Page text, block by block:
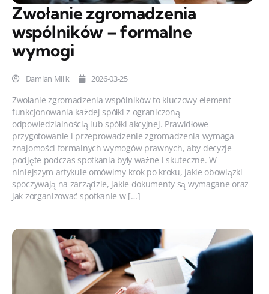
Zwołanie zgromadzenia
wspólników – formalne
wymogi
Damian Milik 2026-03-25
Zwołanie zgromadzenia wspólników to kluczowy element
funkcjonowania każdej spółki z ograniczoną
odpowiedzialnością lub spółki akcyjnej. Prawidłowe
przygotowanie i przeprowadzenie zgromadzenia wymaga
znajomości formalnych wymogów prawnych, aby decyzje
podjęte podczas spotkania były ważne i skuteczne. W
niniejszym artykule omówimy krok po kroku, jakie obowiązki
spoczywają na zarządzie, jakie dokumenty są wymagane oraz
jak zorganizować spotkanie w […]